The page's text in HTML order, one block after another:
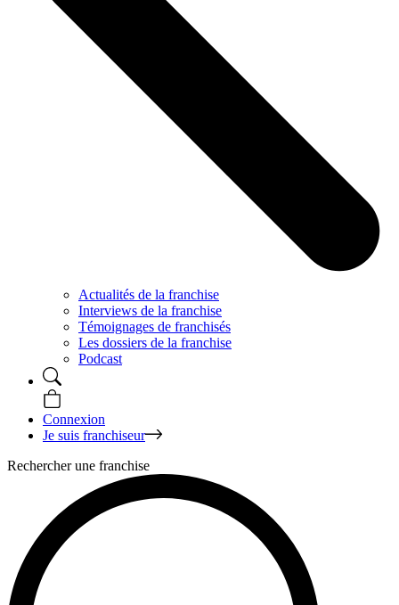
Actualités de la franchise
Interviews de la franchise
Témoignages de franchisés
Les dossiers de la franchise
Podcast
Connexion
Je suis franchiseur
Rechercher une franchise